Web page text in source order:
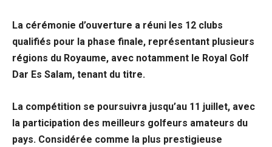
La cérémonie d’ouverture a réuni les 12 clubs
qualifiés pour la phase finale, représentant plusieurs
régions du Royaume, avec notamment le Royal Golf
Dar Es Salam, tenant du titre.
La compétition se poursuivra jusqu’au 11 juillet, avec
la participation des meilleurs golfeurs amateurs du
pays. Considérée comme la plus prestigieuse